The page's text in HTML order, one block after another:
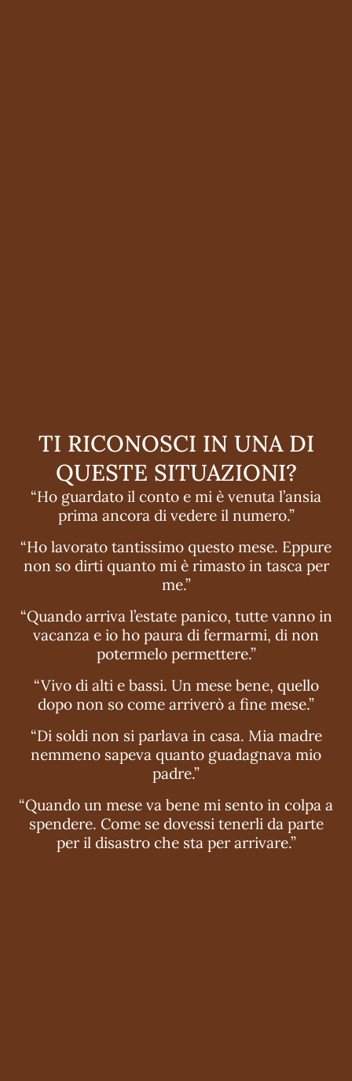
TI RICONOSCI IN UNA DI
QUESTE SITUAZIONI?
“Ho guardato il conto e mi è venuta l’ansia
prima ancora di vedere il numero.”
“Ho lavorato tantissimo questo mese. Eppure
non so dirti quanto mi è rimasto in tasca per
me.”
“Quando arriva l’estate panico, tutte vanno in
vacanza e io ho paura di fermarmi, di non
potermelo permettere.”
“Vivo di alti e bassi. Un mese bene, quello
dopo non so come arriverò a fine mese.”
“Di soldi non si parlava in casa. Mia madre
nemmeno sapeva quanto guadagnava mio
padre.”
“Quando un mese va bene mi sento in colpa a
spendere. Come se dovessi tenerli da parte
per il disastro che sta per arrivare.”